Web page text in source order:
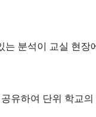
분석이 교실 현장
유하여 단위 학교